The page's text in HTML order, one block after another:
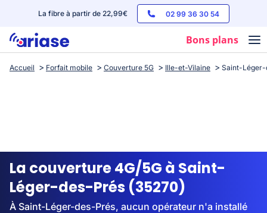
La fibre à partir de 22,99€ 02 99 36 30 54
Bons plans
Box internet
Streaming
Accueil Forfait mobile Couverture 5G Ille-et-Vilaine Saint-
La couverture 4G/5G à Saint-
Léger-des-Prés (35270)
À Saint-Léger-des-Prés, aucun opérateur n'a installé